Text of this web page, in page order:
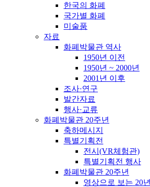
한국의 화폐
국가별 화폐
미술품
자료
화폐박물관 역사
1950년 이전
1950년 ~ 2000년
2001년 이후
조사·연구
발간자료
행사·교류
화폐박물관 20주년
축하메시지
특별기획전
전시(VR체험관)
특별기획전 행사
화폐박물관 20주년
영상으로 보는 20년